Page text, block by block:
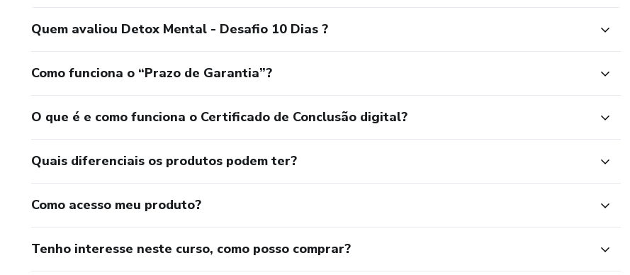
Quem avaliou Detox Mental - Desafio 10 Dias ?
Como funciona o “Prazo de Garantia”?
O que é e como funciona o Certificado de Conclusão digital?
Quais diferenciais os produtos podem ter?
Como acesso meu produto?
Tenho interesse neste curso, como posso comprar?